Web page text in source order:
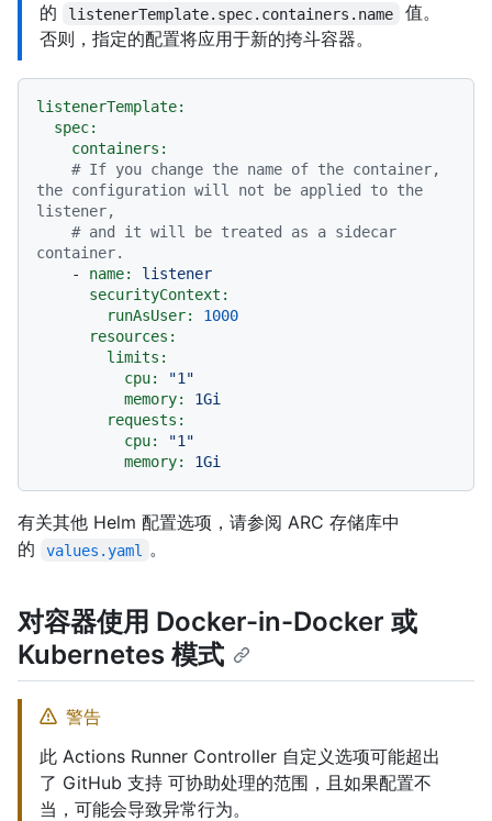
的
listenerTemplate.spec.containers.name
值。
否则，指定的配置将应用于新的挎斗容器。
listenerTemplate:
spec:
containers:
# If you change the name of the container,
the configuration will not be applied to the
listener,
# and it will be treated as a sidecar
container.
-
name:
listener
securityContext:
runAsUser:
1000
resources:
limits:
cpu:
"1"
memory:
1Gi
requests:
cpu:
"1"
memory:
1Gi
有关其他 Helm 配置选项，请参阅 ARC 存储库中
的
values.yaml 。
对容器使用 Docker-in-Docker 或
Kubernetes 模式
警告
此 Actions Runner Controller 自定义选项可能超出
了 GitHub 支持 可协助处理的范围，且如果配置不
当，可能会导致异常行为。